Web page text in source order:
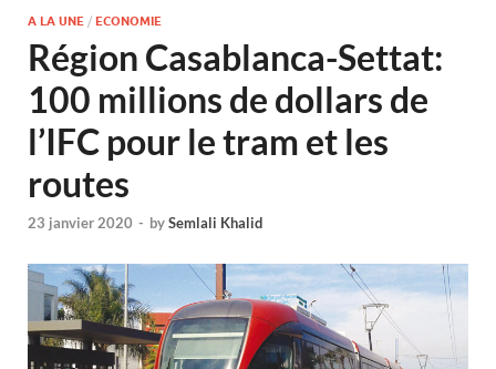
A LA UNE / ECONOMIE
Région Casablanca-Settat:
100 millions de dollars de
l’IFC pour le tram et les
routes
23 janvier 2020 - bySemlali Khalid